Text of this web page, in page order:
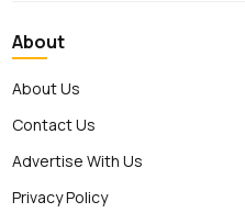
About
About Us
Contact Us
Advertise With Us
Privacy Policy